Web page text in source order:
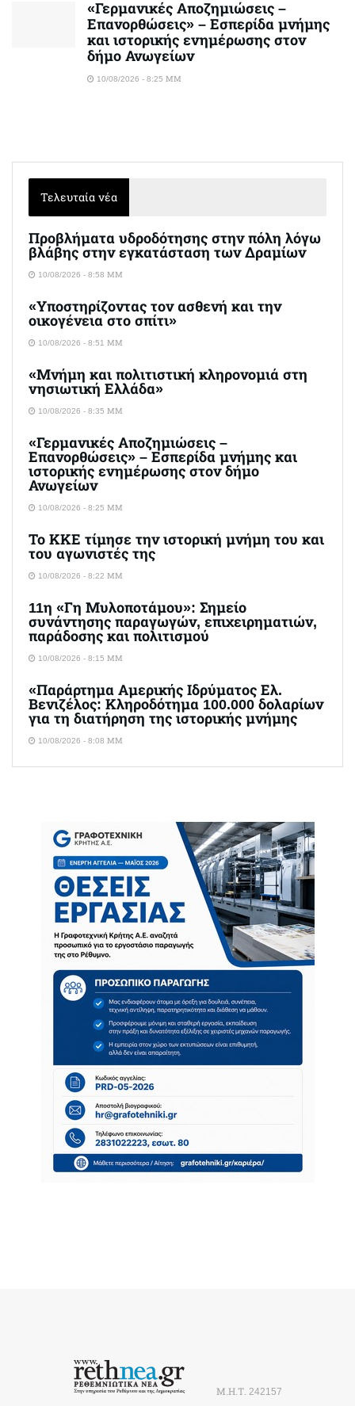
«Γερμανικές Αποζημιώσεις –
Επανορθώσεις» – Εσπερίδα μνήμης
και ιστορικής ενημέρωσης στον
δήμο Ανωγείων
10/08/2026 - 8:25 ΜΜ
Τελευταία νέα
Προβλήματα υδροδότησης στην πόλη λόγω
βλάβης στην εγκατάσταση των Δραμίων
10/08/2026 - 8:58 ΜΜ
«Υποστηρίζοντας τον ασθενή και την
οικογένεια στο σπίτι»
10/08/2026 - 8:51 ΜΜ
«Μνήμη και πολιτιστική κληρονομιά στη
νησιωτική Ελλάδα»
10/08/2026 - 8:35 ΜΜ
«Γερμανικές Αποζημιώσεις –
Επανορθώσεις» – Εσπερίδα μνήμης και
ιστορικής ενημέρωσης στον δήμο
Ανωγείων
10/08/2026 - 8:25 ΜΜ
Το ΚΚΕ τίμησε την ιστορική μνήμη του και
του αγωνιστές της
10/08/2026 - 8:22 ΜΜ
11η «Γη Μυλοποτάμου»: Σημείο
συνάντησης παραγωγών, επιχειρηματιών,
παράδοσης και πολιτισμού
10/08/2026 - 8:15 ΜΜ
«Παράρτημα Αμερικής Ιδρύματος Ελ.
Βενιζέλος: Κληροδότημα 100.000 δολαρίων
για τη διατήρηση της ιστορικής μνήμης
10/08/2026 - 8:08 ΜΜ
Μ.Η.Τ. 242157